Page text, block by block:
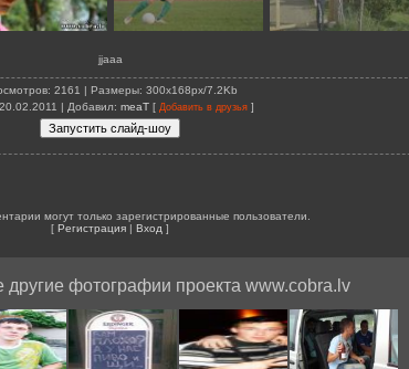
jjaaa
: 2161 | Размеры: 300x168px/7.2Kb
| Добавил: meaT [ Добавить в друзья ]
могут только зарегистрированные пользователи.
[ Регистрация Вход ]
фотографии проекта www.cobra.lv